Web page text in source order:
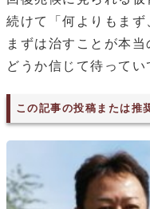
続けて「何よりもま
まずは治すことが本
どうか信じて待って
この記事の投稿または推